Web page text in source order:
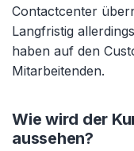
Contactcenter
Langfristig
haben auf den
Mitarbeitenden.
Wie wird der
aussehen?